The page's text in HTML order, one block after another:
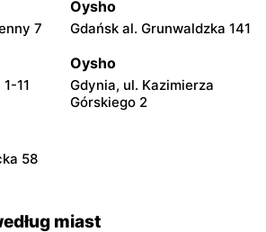
7
Oysho
Gdańsk al. Grunwaldzka 141
11
Oysho
Gdynia, ul. Kazimierza
Górskiego 2
58
miast